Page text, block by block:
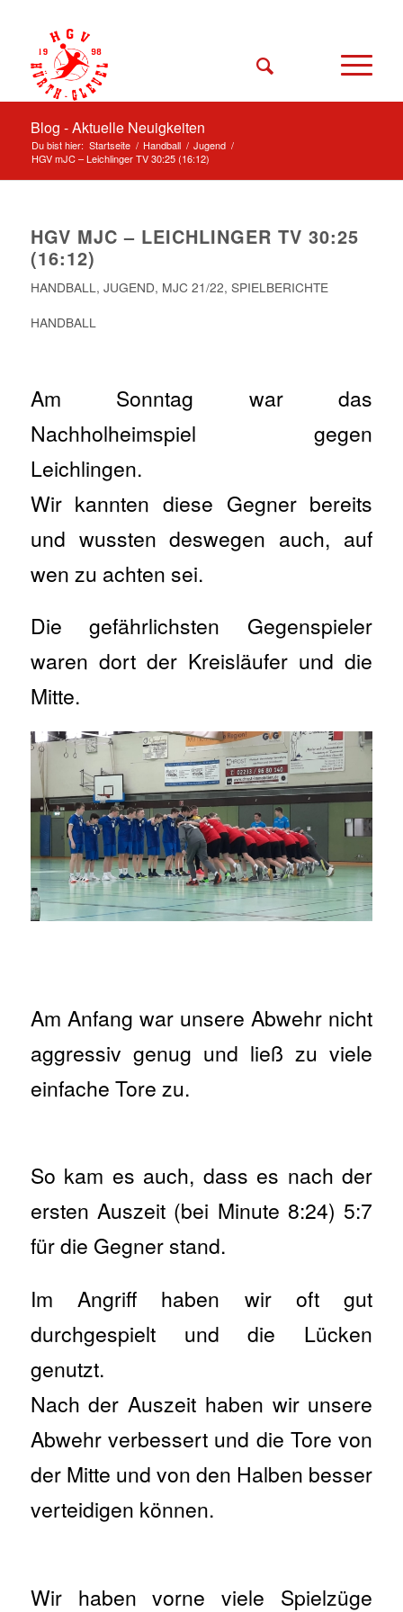
Blog - Aktuelle Neuigkeiten
Du bist hier: Startseite / Handball / Jugend /
HGV mJC – Leichlinger TV 30:25 (16:12)
HGV MJC – LEICHLINGER TV 30:25
(16:12)
HANDBALL, JUGEND, MJC 21/22, SPIELBERICHTE
HANDBALL
Am Sonntag war das
Nachholheimspiel gegen
Leichlingen.
Wir kannten diese Gegner bereits
und wussten deswegen auch, auf
wen zu achten sei.
Die gefährlichsten Gegenspieler
waren dort der Kreisläufer und die
Mitte.
Am Anfang war unsere Abwehr nicht
aggressiv genug und ließ zu viele
einfache Tore zu.
So kam es auch, dass es nach der
ersten Auszeit (bei Minute 8:24) 5:7
für die Gegner stand.
Im Angriff haben wir oft gut
durchgespielt und die Lücken
genutzt.
Nach der Auszeit haben wir unsere
Abwehr verbessert und die Tore von
der Mitte und von den Halben besser
verteidigen können.
Wir haben vorne viele Spielzüge